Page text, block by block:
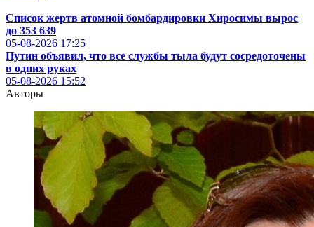
Список жертв атомной бомбардировки Хиросимы вырос
до 353 639
05-08-2026 17:25
Путин объявил, что все службы тыла будут сосредоточены
в одних руках
05-08-2026 15:52
Авторы